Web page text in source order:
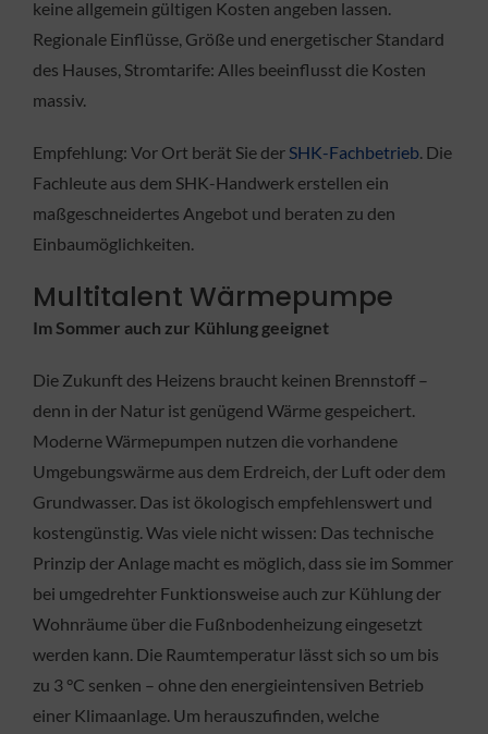
keine allgemein gültigen Kosten angeben lassen.
Regionale Einflüsse, Größe und energetischer Standard
des Hauses, Stromtarife: Alles beeinflusst die Kosten
massiv.
Empfehlung: Vor Ort berät Sie derSHK-Fachbetrieb. Die
Fachleute aus dem SHK-Handwerk erstellen ein
maßgeschneidertes Angebot und beraten zu den
Einbaumöglichkeiten.
Multitalent Wärmepumpe
Im Sommer auch zur Kühlung geeignet
Die Zukunft des Heizens braucht keinen Brennstoff –
denn in der Natur ist genügend Wärme gespeichert.
Moderne Wärmepumpen nutzen die vorhandene
Umgebungswärme aus dem Erdreich, der Luft oder dem
Grundwasser. Das ist ökologisch empfehlenswert und
kostengünstig. Was viele nicht wissen: Das technische
Prinzip der Anlage macht es möglich, dass sie im Sommer
bei umgedrehter Funktionsweise auch zur Kühlung der
Wohnräume über die Fußnbodenheizung eingesetzt
werden kann. Die Raumtemperatur lässt sich so um bis
zu 3 °C senken – ohne den energieintensiven Betrieb
einer Klimaanlage. Um herauszufinden, welche